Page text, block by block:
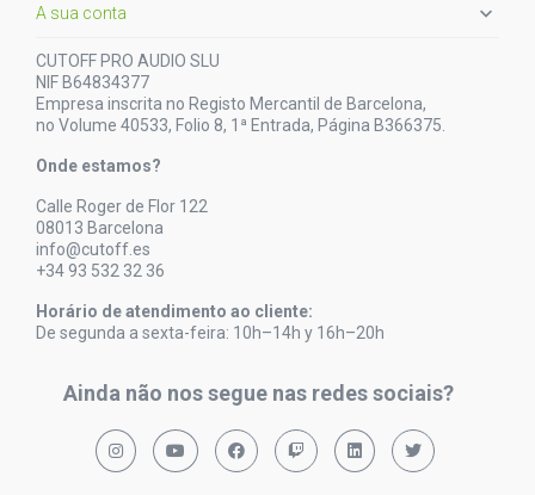
A sua conta 
CUTOFF PRO AUDIO SLU
NIF B64834377
Empresa inscrita no Registo Mercantil de Barcelona,
no Volume 40533, Folio 8, 1ª Entrada, Página B366375.
Onde estamos?
Calle Roger de Flor 122
08013 Barcelona
info@cutoff.es
+34 93 532 32 36
Horário de atendimento ao cliente:
De segunda a sexta-feira: 10h–14h y 16h–20h
Ainda não nos segue nas redes sociais?